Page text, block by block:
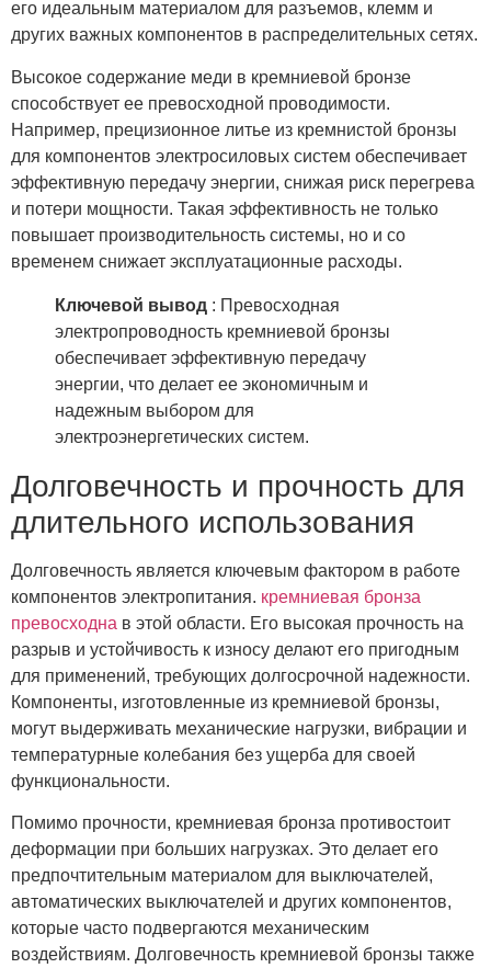
его идеальным материалом для разъемов, клемм и
других важных компонентов в распределительных сетях.
Высокое содержание меди в кремниевой бронзе
способствует ее превосходной проводимости.
Например, прецизионное литье из кремнистой бронзы
для компонентов электросиловых систем обеспечивает
эффективную передачу энергии, снижая риск перегрева
и потери мощности. Такая эффективность не только
повышает производительность системы, но и со
временем снижает эксплуатационные расходы.
Ключевой вывод : Превосходная
электропроводность кремниевой бронзы
обеспечивает эффективную передачу
энергии, что делает ее экономичным и
надежным выбором для
электроэнергетических систем.
Долговечность и прочность для
длительного использования
Долговечность является ключевым фактором в работе
компонентов электропитания. кремниевая бронза
превосходна в этой области. Его высокая прочность на
разрыв и устойчивость к износу делают его пригодным
для применений, требующих долгосрочной надежности.
Компоненты, изготовленные из кремниевой бронзы,
могут выдерживать механические нагрузки, вибрации и
температурные колебания без ущерба для своей
функциональности.
Помимо прочности, кремниевая бронза противостоит
деформации при больших нагрузках. Это делает его
предпочтительным материалом для выключателей,
автоматических выключателей и других компонентов,
которые часто подвергаются механическим
воздействиям. Долговечность кремниевой бронзы также